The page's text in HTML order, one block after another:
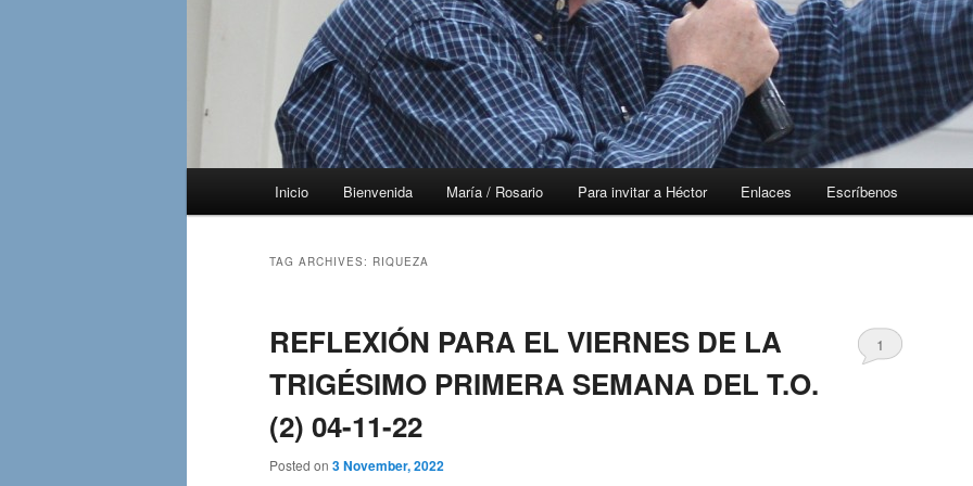
Inicio Bienvenida María / Rosario Para invitar a Héctor Enlaces Escríbenos
TAG ARCHIVES: RIQUEZA
REFLEXIÓN PARA EL VIERNES DE LA
TRIGÉSIMO PRIMERA SEMANA DEL T.O.
(2) 04-11-22
Posted on 3 November, 2022
1